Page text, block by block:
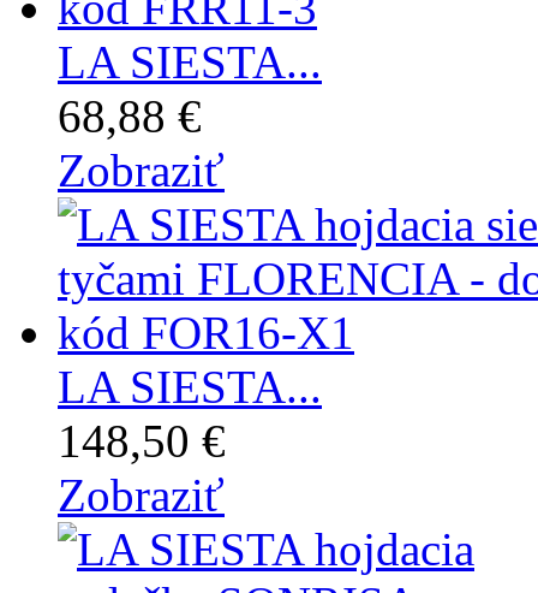
LA SIESTA...
68,88 €
Zobraziť
LA SIESTA...
148,50 €
Zobraziť